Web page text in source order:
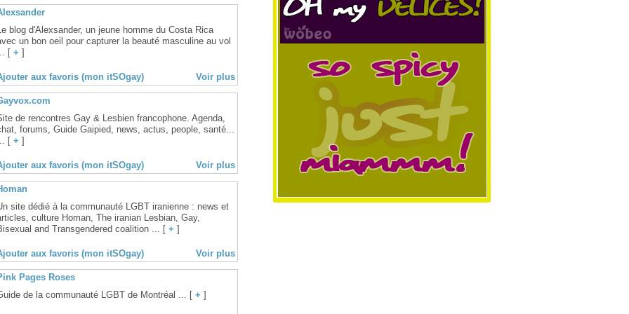
blog d'Alexsander, un jeune homme du Costa Rica
un bon oeil pour capturer la beauté masculine au vol
[ + ]
aux favoris (mon itSOgay) Voir plus
de rencontres Gay & Lesbien francophone. Agenda,
forums, Guide Gaipied, news, actus, people, santé...
[ + ]
aux favoris (mon itSOgay) Voir plus
site dédié à la communauté LGBT iranienne : news et
culture Homan, The iranian Lesbian, Gay,
and Transgendered coalition ... [ + ]
aux favoris (mon itSOgay) Voir plus
Pages Roses
de la communauté LGBT de Montréal ... [ + ]